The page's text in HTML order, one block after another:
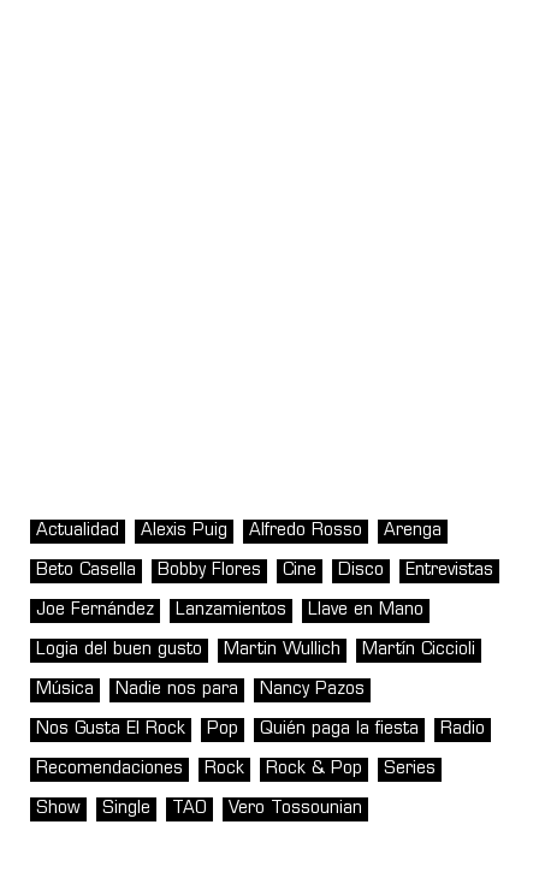
Actualidad Alexis Puig Alfredo Rosso Arenga
Beto Casella Bobby Flores Cine Disco Entrevistas
Joe Fernández Lanzamientos Llave en Mano
Logia del buen gusto Martin Wullich Martín Ciccioli
Música Nadie nos para Nancy Pazos
Nos Gusta El Rock Pop Quién paga la fiesta Radio
Recomendaciones Rock Rock & Pop Series
Show Single TAO Vero Tossounian